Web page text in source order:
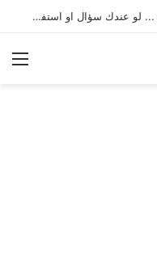
نتشرف بتلقي طلباتكم و استفسارتكم ... لو عندك سؤال او استفسار ماتدرددش فى طلب المساعدة